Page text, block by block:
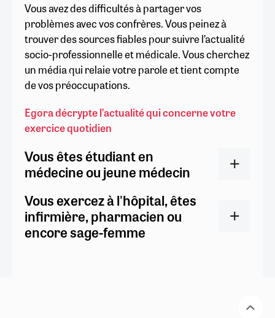
Vous avez des difficultés à partager vos
problèmes avec vos confrères. Vous peinez à
trouver des sources fiables pour suivre l’actualité
socio-professionnelle et médicale. Vous cherchez
un média qui relaie votre parole et tient compte
de vos préoccupations.
Egora décrypte l’actualité qui concerne votre
exercice quotidien
Vous êtes étudiant en
médecine ou jeune médecin
Vous exercez à l'hôpital, êtes
infirmière, pharmacien ou
encore sage-femme